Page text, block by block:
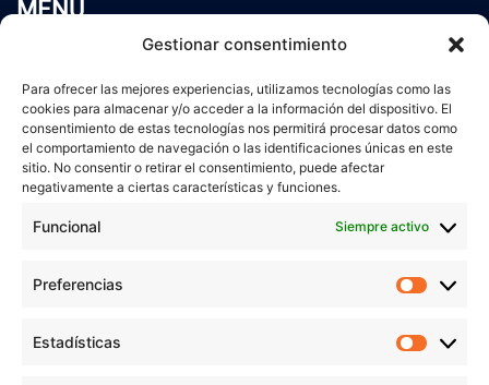
Gestionar consentimiento
Para ofrecer las mejores experiencias, utilizamos tecnologías como las
cookies para almacenar y/o acceder a la información del dispositivo. El
consentimiento de estas tecnologías nos permitirá procesar datos como
el comportamiento de navegación o las identificaciones únicas en este
sitio. No consentir o retirar el consentimiento, puede afectar
negativamente a ciertas características y funciones.
Funcional Siempre activo
Preferencias
Estadísticas
MENÚ
Servicios
Blog
Contacto
Aviso Legal
Política de cookies
veronicaruiz.es
está bajo